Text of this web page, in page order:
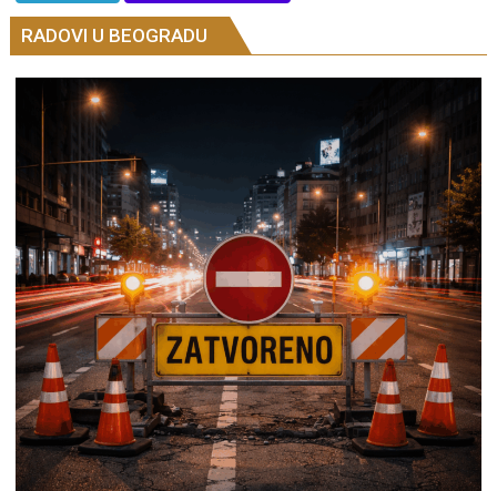
RADOVI U BEOGRADU